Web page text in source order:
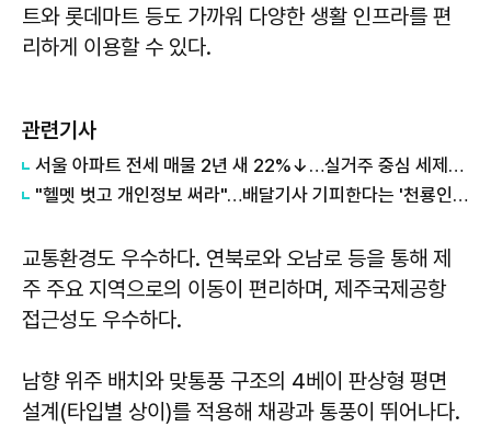
트와 롯데마트 등도 가까워 다양한 생활 인프라를 편
리하게 이용할 수 있다.
관련기사
서울 아파트 전세 매물 2년 새 22%↓…실거주 중심 세제개편, 월세화 부추기나
"헬멧 벗고 개인정보 써라"…배달기사 기피한다는 '천룡인 아파트' 논란
교통환경도 우수하다. 연북로와 오남로 등을 통해 제
주 주요 지역으로의 이동이 편리하며, 제주국제공항
접근성도 우수하다.
남향 위주 배치와 맞통풍 구조의 4베이 판상형 평면
설계(타입별 상이)를 적용해 채광과 통풍이 뛰어나다.